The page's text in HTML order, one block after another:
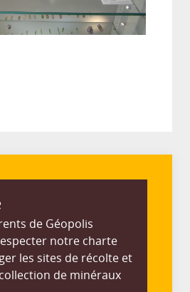
de Géopolis
notre charte
les sites de récolte et
de minéraux